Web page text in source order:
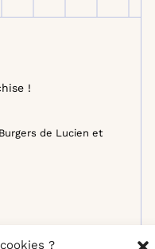
?
!
de Lucien et